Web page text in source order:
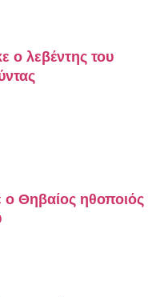
ο λεβέντης του
Θηβαίος ηθοποιός